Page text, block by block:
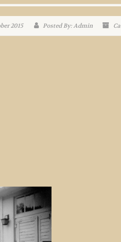
2015 Posted By: Admin